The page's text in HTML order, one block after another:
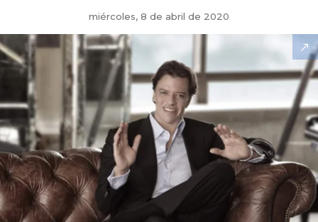
miércoles, 8 de abril de 2020